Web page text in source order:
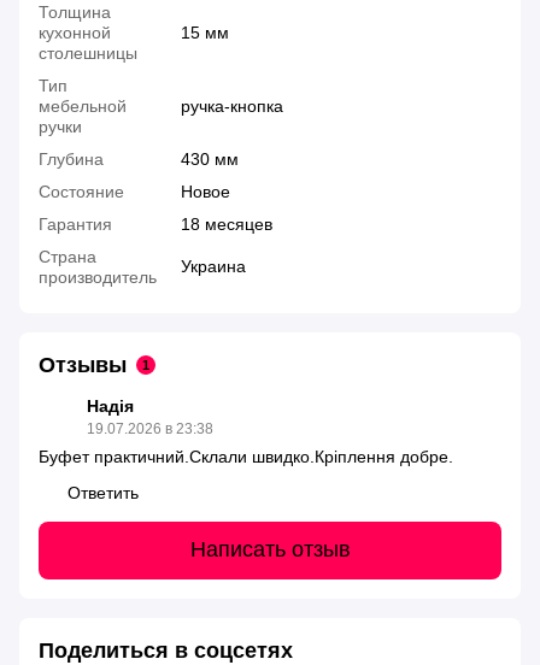
Толщина
кухонной
столешницы
15 мм
Тип
мебельной
ручки
ручка-кнопка
Глубина
430 мм
Состояние
Новое
Гарантия
18 месяцев
Страна
производитель
Украина
Отзывы 1
Надія
19.07.2026 в 23:38
Буфет практичний.Склали швидко.Кріплення добре.
Ответить
Написать отзыв
Поделиться в соцсетях